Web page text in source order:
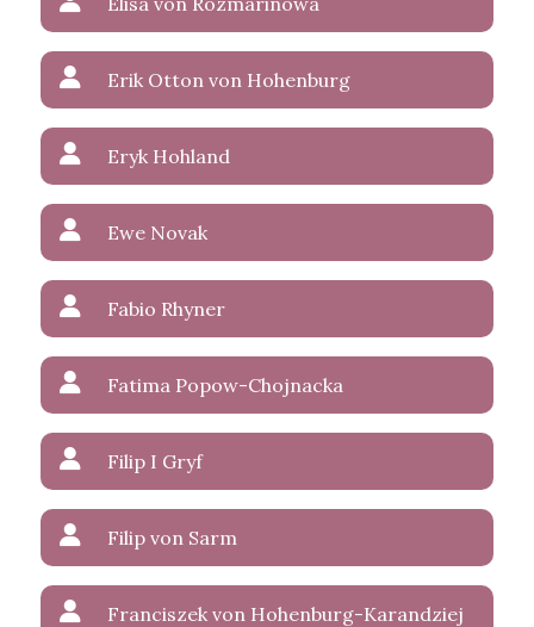
Erik Otton von Hohenburg
Eryk Hohland
Ewe Novak
Fabio Rhyner
Fatima Popow-Chojnacka
Filip I Gryf
Filip von Sarm
Franciszek von Hohenburg-Karandziej